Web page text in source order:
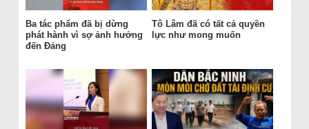
Ba tác phẩm đã bị dừng
phát hành vì sợ ảnh hưởng
đến Đảng
Tô Lâm đã có tất cả quyền
lực như mong muốn